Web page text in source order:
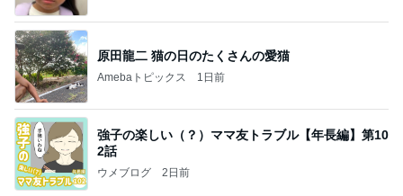
原田龍二 猫の日のたくさんの愛猫
Amebaトピックス 1日前
強子の楽しい（？）ママ友トラブル【年長編】第10
2話
ウメブログ 2日前